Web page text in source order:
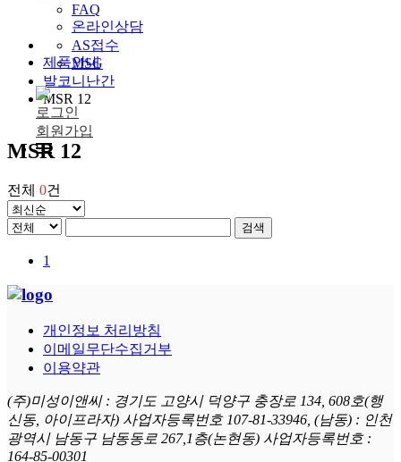
FAQ
온라인상담
AS접수
MSG
로그인
회원가입
제품안내
발코니난간
MSR 12
MSR 12
전체 0건
검색
1
개인정보 처리방침
이메일무단수집거부
이용약관
(주)미성이앤씨 : 경기도 고양시 덕양구 충장로 134, 608호(행
신동, 아이프라자) 사업자등록번호 107-81-33946, (남동) : 인천
광역시 남동구 남동동로 267,1층(논현동) 사업자등록번호 :
164-85-00301